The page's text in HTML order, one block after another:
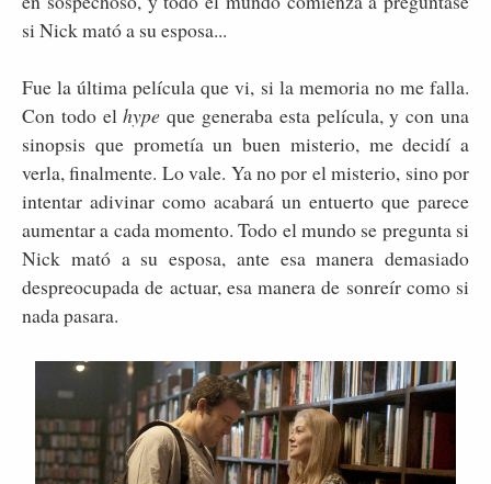
si Nick mató a su esposa...
Fue la última película que vi, si la memoria no me falla.
Con todo elhype que generaba esta película, y con una
sinopsis que prometía un buen misterio, me decidí a
verla, finalmente. Lo vale. Ya no por el misterio, sino por
intentar adivinar como acabará un entuerto que parece
aumentar a cada momento. Todo el mundo se pregunta si
Nick mató a su esposa, ante esa manera demasiado
despreocupada de actuar, esa manera de sonreír como si
nada pasara.